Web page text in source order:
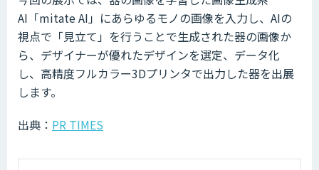
AI「mitate AI」にあらゆるモノの画像を入力し、AIの
視点で「見立て」を行うことで生成された器の画像か
ら、デザイナーが優れたデザインを選定、データ化
し、高精度フルカラー3Dプリンタで出力した器を出展
します。
出典： PR TIMES